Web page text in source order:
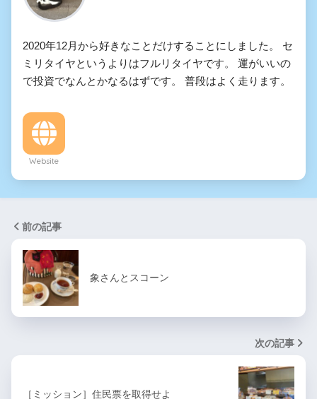
2020年12月から好きなことだけすることにしました。 セ
ミリタイヤというよりはフルリタイヤです。 運がいいの
で投資でなんとかなるはずです。 普段はよく走ります。
Website
前の記事
象さんとスコーン
次の記事
［ミッション］住民票を取得せよ